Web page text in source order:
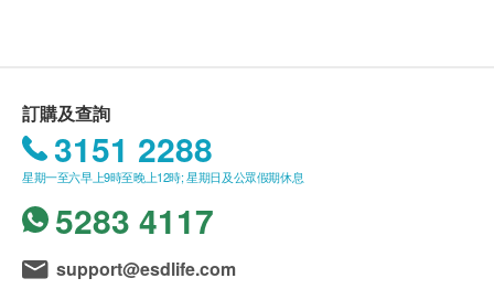
作登記。
客戶於進行服務前，應清楚並同意本公司所安排之
服務及內容。
如體檢計劃包含空腹血糖需安排在上午9:00-10:00
開始進行。
三者或退款。
訂購及查詢
3151 2288
星期一至六早上9時至晚上12時; 星期日及公眾假期休息
5283 4117
support@esdlife.com